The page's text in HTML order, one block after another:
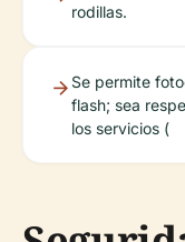
rodillas.
Se permite
flash; sea
los servicios (